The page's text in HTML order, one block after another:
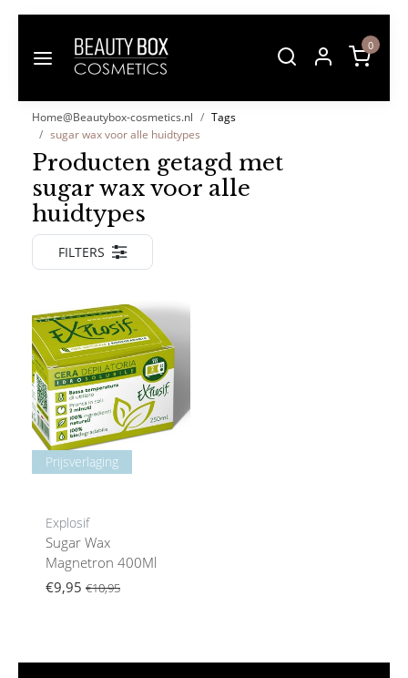
0
Home@Beautybox-cosmetics.nl
Tags
sugar wax voor alle huidtypes
Producten getagd met
sugar wax voor alle
huidtypes
FILTERS
Prijsverlaging
Explosif
Sugar Wax
Magnetron 400Ml
€9,95 €10,95